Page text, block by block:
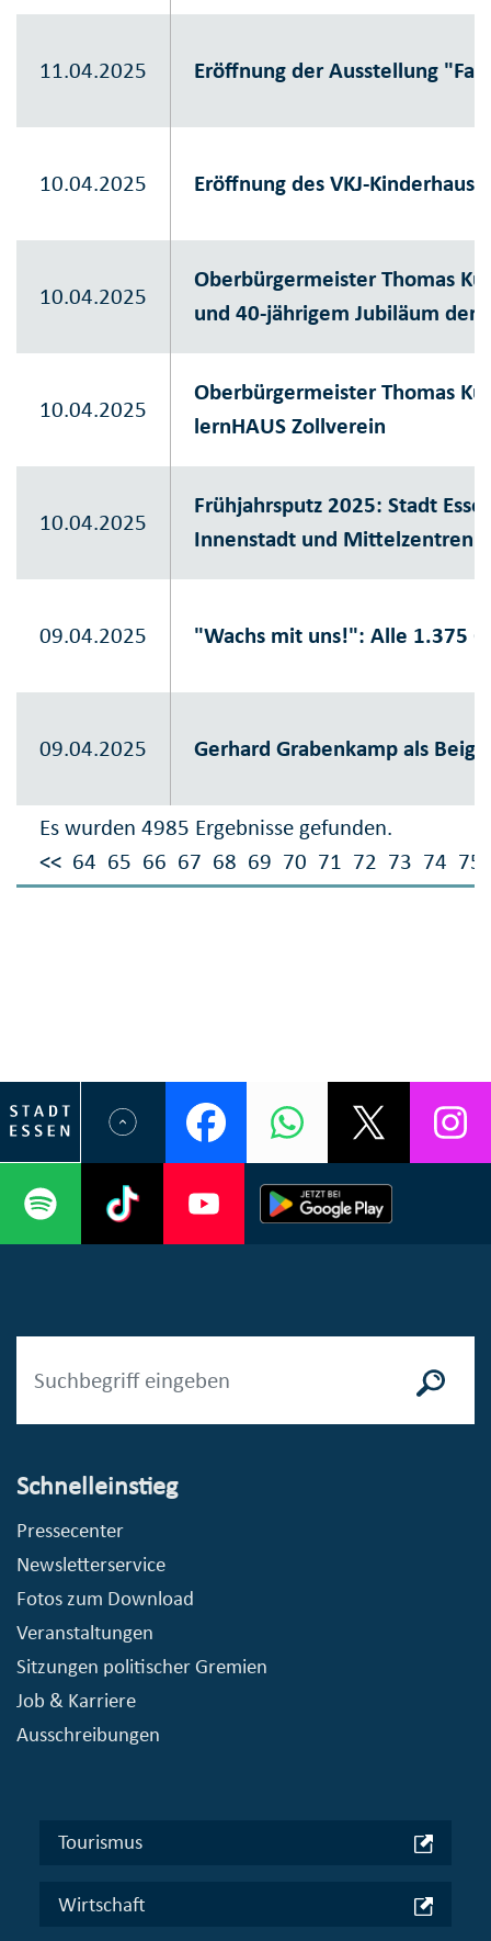
Es wurden 4985 Ergebnisse gefunden.
<< 64 65 66 67 68 69 70 71 72 73 74 75
11.04.2025 Eröffnung der Ausstellung
10.04.2025 Eröffnung des VKJ-
10.04.2025
Oberbürgermeister Thomas
und 40-jährigem Jubiläum der
10.04.2025
Oberbürgermeister Thomas
lernHAUS Zollverein
10.04.2025
Frühjahrsputz 2025: Stadt
Innenstadt und Mittelzentren
09.04.2025 "Wachs mit uns!": Alle 1.375
09.04.2025 Gerhard Grabenkamp als
Schnelleinstieg
Pressecenter
Newsletterservice
Fotos zum Download
Veranstaltungen
Sitzungen politischer Gremien
Job & Karriere
Ausschreibungen
Tourismus
Wirtschaft